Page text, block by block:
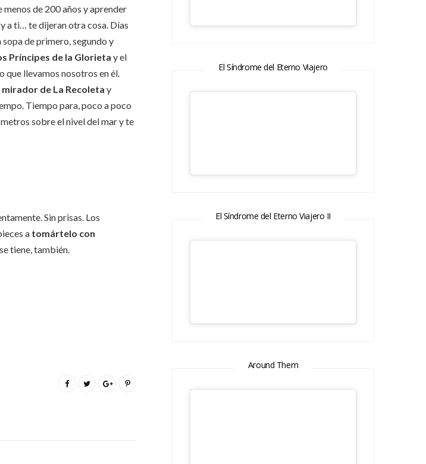
menos de 200 años y aprender
y a ti… te dijeran otra cosa. Días
sopa de primero, segundo y
Príncipes de la Glorieta y el
que llevamos nosotros en él.
mirador de La Recoleta y
Tiempo para, poco a poco
sobre el nivel del mar y te
Sin prisas. Los
a tomártelo con
tiene, también.
El Síndrome del Eterno Viajero
El Síndrome del Eterno Viajero II
Around Them